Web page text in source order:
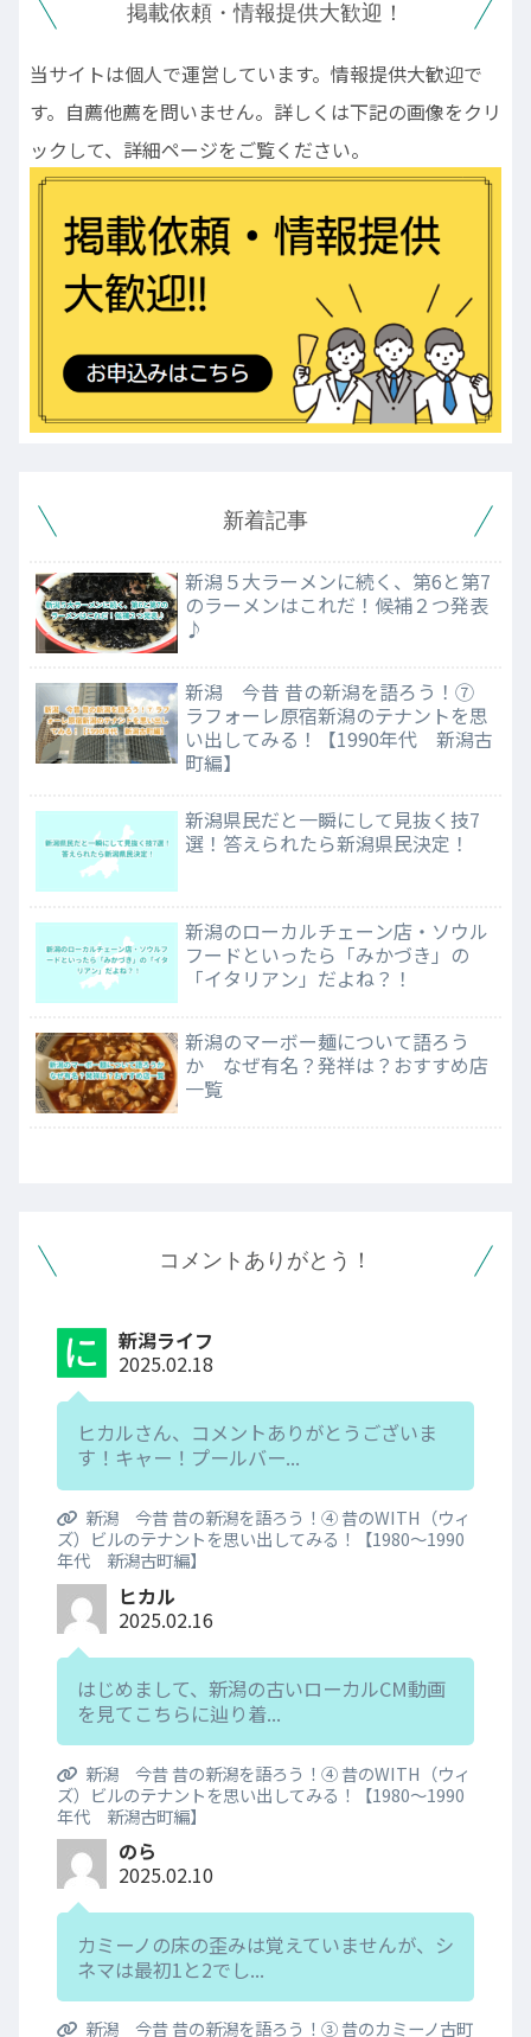
掲載依頼・情報提供大歓迎！
当サイトは個人で運営しています。情報提供大歓迎で
す。自薦他薦を問いません。詳しくは下記の画像をクリ
ックして、詳細ページをご覧ください。
新着記事
新潟５大ラーメンに続く、第6と第7
のラーメンはこれだ！候補２つ発表
♪
新潟 今昔 昔の新潟を語ろう！⑦
ラフォーレ原宿新潟のテナントを思
い出してみる！【1990年代 新潟古
町編】
新潟県民だと一瞬にして見抜く技7
選！答えられたら新潟県民決定！
新潟のローカルチェーン店・ソウル
フードといったら「みかづき」の
「イタリアン」だよね？！
新潟のマーボー麺について語ろう
か なぜ有名？発祥は？おすすめ店
一覧
コメントありがとう！
新潟ライフ
2025.02.18
ヒカルさん、コメントありがとうございま
す！キャー！プールバー...
新潟 今昔 昔の新潟を語ろう！④ 昔のWITH（ウィ
ズ）ビルのテナントを思い出してみる！【1980～1990
年代 新潟古町編】
ヒカル
2025.02.16
はじめまして、新潟の古いローカルCM動画
を見てこちらに辿り着...
新潟 今昔 昔の新潟を語ろう！④ 昔のWITH（ウィ
ズ）ビルのテナントを思い出してみる！【1980～1990
年代 新潟古町編】
のら
2025.02.10
カミーノの床の歪みは覚えていませんが、シ
ネマは最初1と2でし...
新潟 今昔 昔の新潟を語ろう！③ 昔のカミーノ古町